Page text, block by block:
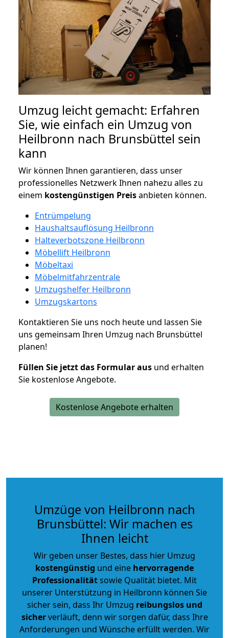
Umzug leicht gemacht: Erfahren
Sie, wie einfach ein Umzug von
Heilbronn nach Brunsbüttel sein
kann
Wir können Ihnen garantieren, dass unser
professionelles Netzwerk Ihnen nahezu alles zu
einem kostengünstigen Preisanbieten können.
Entrümpelung
Haushaltsauflösung Heilbronn
Halteverbotszone Heilbronn
Möbellift Heilbronn
Möbeltaxi
Möbelmitfahrzentrale
Umzugshelfer Heilbronn
Umzugskartons
Kontaktieren Sie uns noch heute und lassen Sie
uns gemeinsam Ihren Umzug nach Brunsbüttel
planen!
Füllen Sie jetzt das Formular aus und erhalten
Sie kostenlose Angebote.
Kostenlose Angebote erhalten
Umzüge von Heilbronn nach
Brunsbüttel: Wir machen es
Ihnen leicht
Wir geben unser Bestes, dass hier Umzug
kostengünstig und eine hervorragende
Professionalitätsowie Qualität bietet. Mit
unserer Unterstützung in Heilbronn können Sie
sicher sein, dass Ihr Umzug reibungslos und
sicherverläuft, denn wir sorgen dafür, dass Ihre
Anforderungen und Wünsche erfüllt werden. Wir